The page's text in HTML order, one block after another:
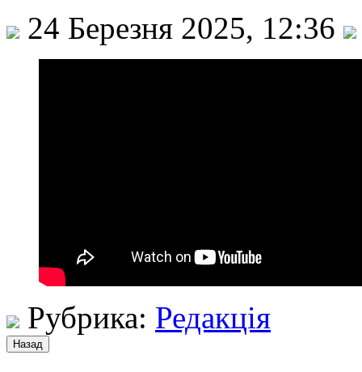
24 Березня 2025, 12:36
Рубрика: Редакція